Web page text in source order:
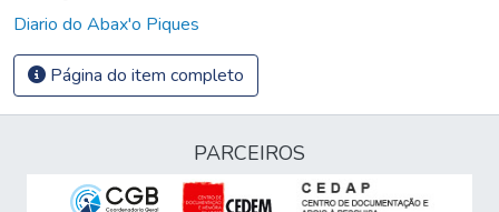
Diario do Abax'o Piques
Página do item completo
PARCEIROS